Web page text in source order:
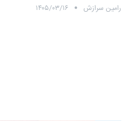
رامین سرازش ۱۴۰۵/۰۳/۱۶